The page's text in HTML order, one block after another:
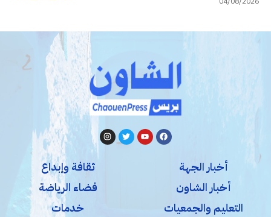
أخبار الجهة
أخبار الشاون
التعليم والجمعيات
ثقافة وإبداع
فضاء الرياضة
خدمات